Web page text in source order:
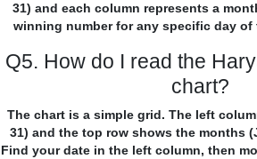
31) and each column represents a
winning number for any specific day of
Q5. How do I read the
chart?
The chart is a simple grid. The left
31) and the top row shows the months
Find your date in the left column, then